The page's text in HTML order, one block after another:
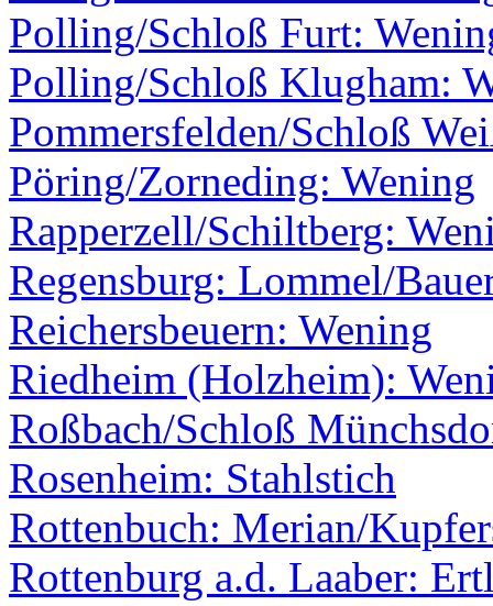
Polling/Schloß Furt:
Polling/Schloß Klugham:
Pommersfelden/Schloß
Pöring/Zorneding: Wening
Rapperzell/Schiltberg:
Regensburg: Lommel/
Reichersbeuern: Wening
Riedheim (Holzheim):
Roßbach/Schloß
Rosenheim: Stahlstich
Rottenbuch: Merian/
Rottenburg a.d. Laaber: